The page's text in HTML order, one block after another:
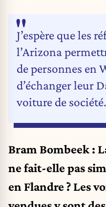
J’espère que les
l’Arizona
de personnes en
d’échanger leur
voiture de société.
Bram Bombeek :
ne fait-elle pas
en Flandre ? Les